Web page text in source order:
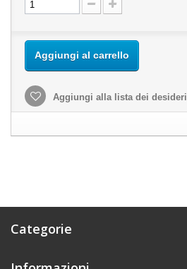
Aggiungi al carrello
Aggiungi alla lista dei desideri
Categorie